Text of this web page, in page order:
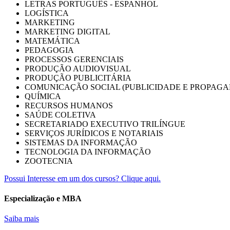
LETRAS PORTUGUÊS - ESPANHOL
LOGÍSTICA
MARKETING
MARKETING DIGITAL
MATEMÁTICA
PEDAGOGIA
PROCESSOS GERENCIAIS
PRODUÇÃO AUDIOVISUAL
PRODUÇÃO PUBLICITÁRIA
COMUNICAÇÃO SOCIAL (PUBLICIDADE E
QUÍMICA
RECURSOS HUMANOS
SAÚDE COLETIVA
SECRETARIADO EXECUTIVO TRILÍNGUE
SERVIÇOS JURÍDICOS E NOTARIAIS
SISTEMAS DA INFORMAÇÃO
TECNOLOGIA DA INFORMAÇÃO
ZOOTECNIA
Possui Interesse em um dos cursos? Clique aqui.
Especialização e MBA
Saiba mais